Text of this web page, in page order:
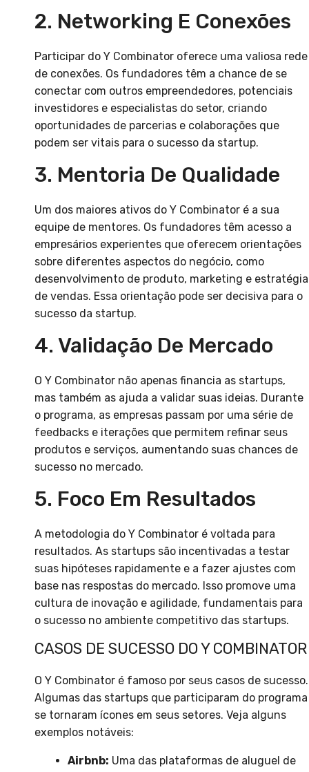
2. Networking E Conexões
Participar do Y Combinator oferece uma valiosa rede
de conexões. Os fundadores têm a chance de se
conectar com outros empreendedores, potenciais
investidores e especialistas do setor, criando
oportunidades de parcerias e colaborações que
podem ser vitais para o sucesso da startup.
3. Mentoria De Qualidade
Um dos maiores ativos do Y Combinator é a sua
equipe de mentores. Os fundadores têm acesso a
empresários experientes que oferecem orientações
sobre diferentes aspectos do negócio, como
desenvolvimento de produto, marketing e estratégia
de vendas. Essa orientação pode ser decisiva para o
sucesso da startup.
4. Validação De Mercado
O Y Combinator não apenas financia as startups,
mas também as ajuda a validar suas ideias. Durante
o programa, as empresas passam por uma série de
feedbacks e iterações que permitem refinar seus
produtos e serviços, aumentando suas chances de
sucesso no mercado.
5. Foco Em Resultados
A metodologia do Y Combinator é voltada para
resultados. As startups são incentivadas a testar
suas hipóteses rapidamente e a fazer ajustes com
base nas respostas do mercado. Isso promove uma
cultura de inovação e agilidade, fundamentais para
o sucesso no ambiente competitivo das startups.
CASOS DE SUCESSO DO Y COMBINATOR
O Y Combinator é famoso por seus casos de sucesso.
Algumas das startups que participaram do programa
se tornaram ícones em seus setores. Veja alguns
exemplos notáveis:
Airbnb: Uma das plataformas de aluguel de